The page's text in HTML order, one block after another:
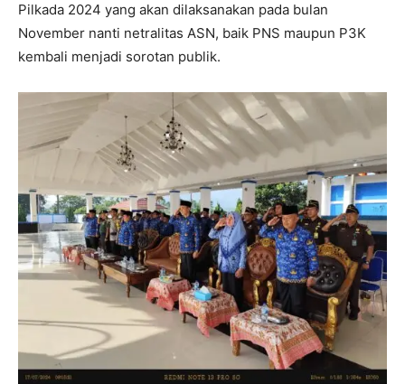
Pilkada 2024 yang akan dilaksanakan pada bulan
November nanti netralitas ASN, baik PNS maupun P3K
kembali menjadi sorotan publik.